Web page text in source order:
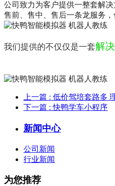
公司致力为客户提供一整套解
售前、售中、售后一条龙服务
我们提供的不仅仅是一套解
上一篇 : 低价驾培套路多
下一篇 : 快鸭学车小程序
新闻中心
公司新闻
行业新闻
为您推荐